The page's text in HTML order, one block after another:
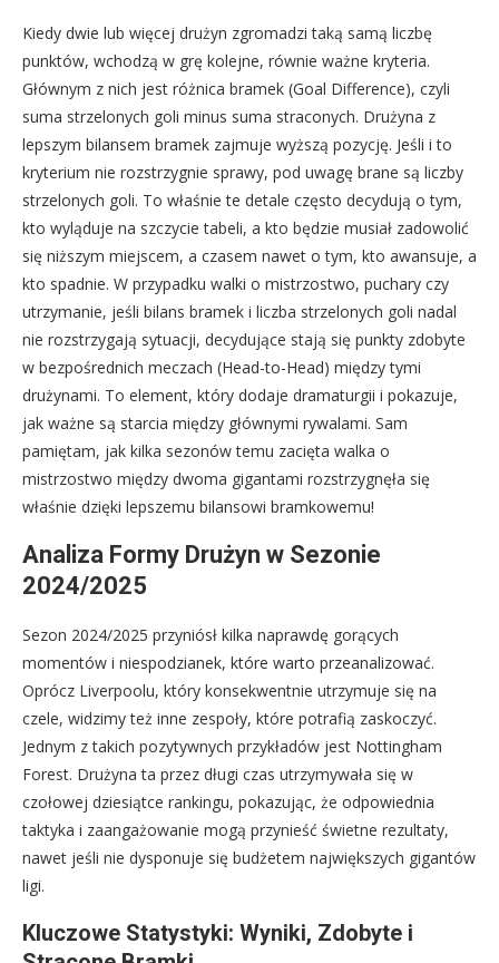
Kiedy dwie lub więcej drużyn zgromadzi taką samą liczbę
punktów, wchodzą w grę kolejne, równie ważne kryteria.
Głównym z nich jest różnica bramek (Goal Difference), czyli
suma strzelonych goli minus suma straconych. Drużyna z
lepszym bilansem bramek zajmuje wyższą pozycję. Jeśli i to
kryterium nie rozstrzygnie sprawy, pod uwagę brane są liczby
strzelonych goli. To właśnie te detale często decydują o tym,
kto wyląduje na szczycie tabeli, a kto będzie musiał zadowolić
się niższym miejscem, a czasem nawet o tym, kto awansuje, a
kto spadnie. W przypadku walki o mistrzostwo, puchary czy
utrzymanie, jeśli bilans bramek i liczba strzelonych goli nadal
nie rozstrzygają sytuacji, decydujące stają się punkty zdobyte
w bezpośrednich meczach (Head-to-Head) między tymi
drużynami. To element, który dodaje dramaturgii i pokazuje,
jak ważne są starcia między głównymi rywalami. Sam
pamiętam, jak kilka sezonów temu zacięta walka o
mistrzostwo między dwoma gigantami rozstrzygnęła się
właśnie dzięki lepszemu bilansowi bramkowemu!
Analiza Formy Drużyn w Sezonie
2024/2025
Sezon 2024/2025 przyniósł kilka naprawdę gorących
momentów i niespodzianek, które warto przeanalizować.
Oprócz Liverpoolu, który konsekwentnie utrzymuje się na
czele, widzimy też inne zespoły, które potrafią zaskoczyć.
Jednym z takich pozytywnych przykładów jest Nottingham
Forest. Drużyna ta przez długi czas utrzymywała się w
czołowej dziesiątce rankingu, pokazując, że odpowiednia
taktyka i zaangażowanie mogą przynieść świetne rezultaty,
nawet jeśli nie dysponuje się budżetem największych gigantów
ligi.
Kluczowe Statystyki: Wyniki, Zdobyte i